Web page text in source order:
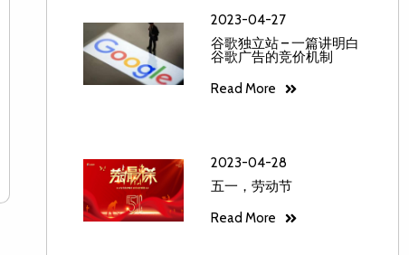
2023-04-27
谷歌独立站 – 一篇讲明白
谷歌广告的竞价机制
Read More
2023-04-28
五一，劳动节
Read More